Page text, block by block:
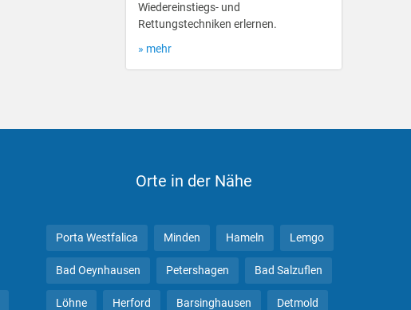
Wiedereinstiegs- und
Rettungstechniken erlernen.
» mehr
Orte in der Nähe
Porta Westfalica Minden Hameln Lemgo
Bad Oeynhausen Petershagen Bad Salzuflen
Löhne Herford Barsinghausen Detmold